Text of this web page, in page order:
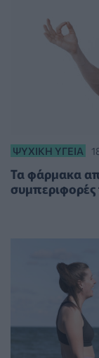
ΨΥΧΙΚΉ ΥΓΕΊΑ
Τα φάρμακα
συμπεριφορές